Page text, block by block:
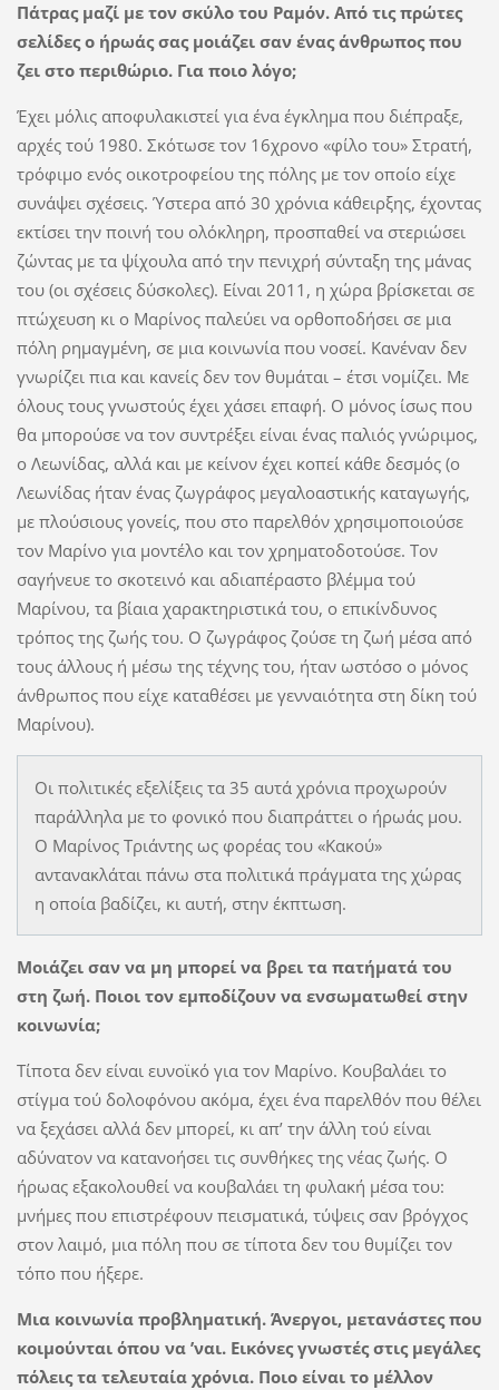
Πάτρας μαζί με τον σκύλο του Ραμόν. Από τις πρώτες
σελίδες ο ήρωάς σας μοιάζει σαν ένας άνθρωπος που
ζει στο περιθώριο. Για ποιο λόγο;
Έχει μόλις αποφυλακιστεί για ένα έγκλημα που διέπραξε,
αρχές τού 1980. Σκότωσε τον 16χρονο «φίλο του» Στρατή,
τρόφιμο ενός οικοτροφείου της πόλης με τον οποίο είχε
συνάψει σχέσεις. Ύστερα από 30 χρόνια κάθειρξης, έχοντας
εκτίσει την ποινή του ολόκληρη, προσπαθεί να στεριώσει
ζώντας με τα ψίχουλα από την πενιχρή σύνταξη της μάνας
του (οι σχέσεις δύσκολες). Είναι 2011, η χώρα βρίσκεται σε
πτώχευση κι ο Μαρίνος παλεύει να ορθοποδήσει σε μια
πόλη ρημαγμένη, σε μια κοινωνία που νοσεί. Κανέναν δεν
γνωρίζει πια και κανείς δεν τον θυμάται – έτσι νομίζει. Με
όλους τους γνωστούς έχει χάσει επαφή. Ο μόνος ίσως που
θα μπορούσε να τον συντρέξει είναι ένας παλιός γνώριμος,
ο Λεωνίδας, αλλά και με κείνον έχει κοπεί κάθε δεσμός (ο
Λεωνίδας ήταν ένας ζωγράφος μεγαλοαστικής καταγωγής,
με πλούσιους γονείς, που στο παρελθόν χρησιμοποιούσε
τον Μαρίνο για μοντέλο και τον χρηματοδοτούσε. Τον
σαγήνευε το σκοτεινό και αδιαπέραστο βλέμμα τού
Μαρίνου, τα βίαια χαρακτηριστικά του, ο επικίνδυνος
τρόπος της ζωής του. Ο ζωγράφος ζούσε τη ζωή μέσα από
τους άλλους ή μέσω της τέχνης του, ήταν ωστόσο ο μόνος
άνθρωπος που είχε καταθέσει με γενναιότητα στη δίκη τού
Μαρίνου).
Οι πολιτικές εξελίξεις τα 35 αυτά χρόνια προχωρούν
παράλληλα με το φονικό που διαπράττει ο ήρωάς μου.
Ο Μαρίνος Τριάντης ως φορέας του «Κακού»
αντανακλάται πάνω στα πολιτικά πράγματα της χώρας
η οποία βαδίζει, κι αυτή, στην έκπτωση.
Μοιάζει σαν να μη μπορεί να βρει τα πατήματά του
στη ζωή. Ποιοι τον εμποδίζουν να ενσωματωθεί στην
κοινωνία;
Τίποτα δεν είναι ευνοϊκό για τον Μαρίνο. Κουβαλάει το
στίγμα τού δολοφόνου ακόμα, έχει ένα παρελθόν που θέλει
να ξεχάσει αλλά δεν μπορεί, κι απ’ την άλλη τού είναι
αδύνατον να κατανοήσει τις συνθήκες της νέας ζωής. Ο
ήρωας εξακολουθεί να κουβαλάει τη φυλακή μέσα του:
μνήμες που επιστρέφουν πεισματικά, τύψεις σαν βρόγχος
στον λαιμό, μια πόλη που σε τίποτα δεν του θυμίζει τον
τόπο που ήξερε.
Μια κοινωνία προβληματική. Άνεργοι, μετανάστες που
κοιμούνται όπου να ’ναι. Εικόνες γνωστές στις μεγάλες
πόλεις τα τελευταία χρόνια. Ποιο είναι το μέλλον